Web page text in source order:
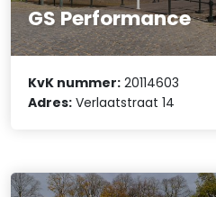
GS Performance
KvK nummer: 20114603
Adres: Verlaatstraat 14